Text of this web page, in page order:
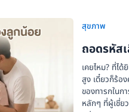
สุขภาพ
ถอดรหัส
เคยไหม? ที่ไ
สูง เดี๋ยวก็ร้อ
ของทารกใน
หลักๆ ที่ผู้เชี่ย